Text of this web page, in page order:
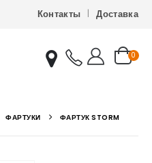
Контакты Доставка
0
ФАРТУКИ ФАРТУК STORM